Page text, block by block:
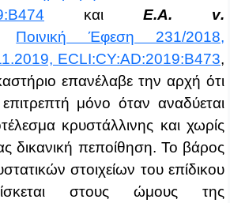
και E.Α. v.
Ποινική Έφεση 231/2018,
ECLI:CY:AD:2019:B473,
επανέλαβε την αρχή ότι
μόνο όταν αναδύεται
κρυστάλλινης και χωρίς
δικανική πεποίθηση. Το βάρος
στοιχείων του επίδικου
στους ώμους της